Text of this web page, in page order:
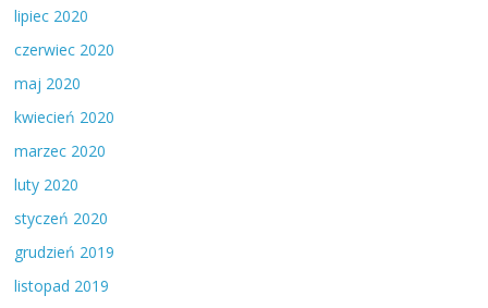
lipiec 2020
czerwiec 2020
maj 2020
kwiecień 2020
marzec 2020
luty 2020
styczeń 2020
grudzień 2019
listopad 2019